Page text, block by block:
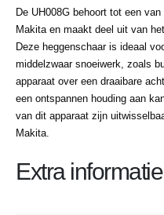
De UH008G behoort tot een
Makita en maakt deel uit van
Deze heggenschaar is ideaal
middelzwaar snoeiwerk, zoals
apparaat over een draaibare
een ontspannen houding aan
van dit apparaat zijn
Makita.
Extra informatie